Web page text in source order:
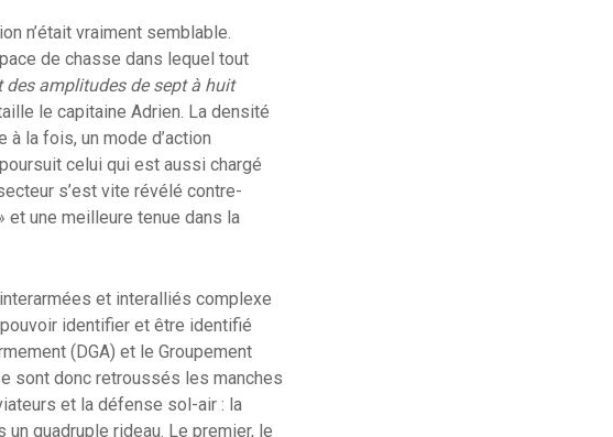
n’était vraiment semblable.
de chasse dans lequel tout
des amplitudes de sept à huit
le capitaine Adrien. La densité
à la fois, un mode d’action
celui qui est aussi chargé
s’est vite révélé contre-
et une meilleure tenue dans la
et interalliés complexe
identifier et être identifié
(DGA) et le Groupement
sont donc retroussés les manches
et la défense sol-air : la
quadruple rideau. Le premier, le